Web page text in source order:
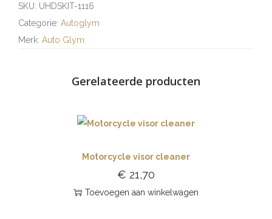
SKU: UHDSKIT-1116
Categorie: Autoglym
Merk: Auto Glym
Gerelateerde producten
Motorcycle visor cleaner
€ 21,70
Toevoegen aan winkelwagen